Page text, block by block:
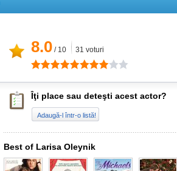
8.0 / 10 31 voturi
Îţi place sau deteşti acest actor?
Adaugă-l într-o listă!
Best of Larisa Oleynik